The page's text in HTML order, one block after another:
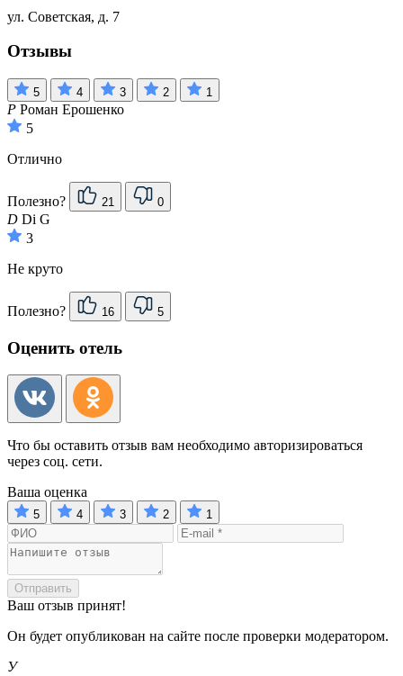
ул. Советская, д. 7
Отзывы
5 4 3 2 1
Р Роман Ерошенко
5
Отлично
Полезно? 21 0
D Di G
3
Не круто
Полезно? 16 5
Оценить отель
Что бы оставить отзыв вам необходимо авторизироваться
через соц. сети.
Ваша оценка
5 4 3 2 1
Отправить
Ваш отзыв принят!
Он будет опубликован на сайте после проверки модератором.
У